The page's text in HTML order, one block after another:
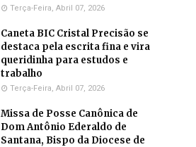
Terça-Feira, Abril 07, 2026
Caneta BIC Cristal Precisão se
destaca pela escrita fina e vira
queridinha para estudos e
trabalho
Terça-Feira, Abril 07, 2026
Missa de Posse Canônica de
Dom Antônio Ederaldo de
Santana, Bispo da Diocese de